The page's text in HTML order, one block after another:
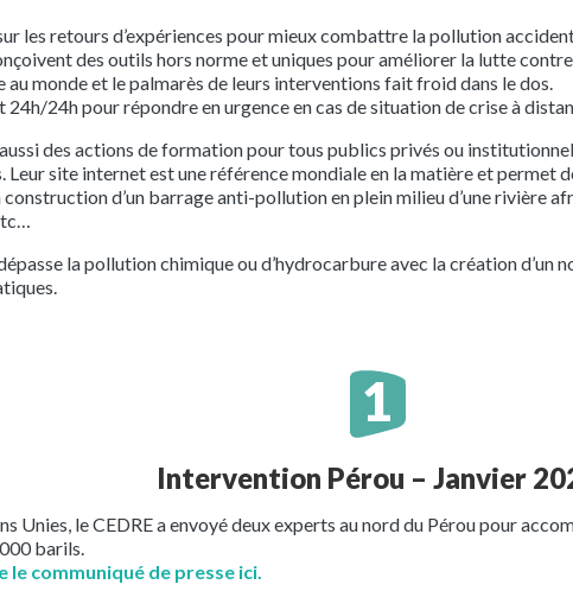
les retours d’expériences pour mieux combattre la pollution
des outils hors norme et uniques pour améliorer la lutte
au monde et le palmarès de leurs interventions fait froid dans le dos.
24h pour répondre en urgence en cas de situation de crise à
des actions de formation pour tous publics privés ou
Leur site internet est une référence mondiale en la matière et permet
d’un barrage anti-pollution en plein milieu d’une rivière
la pollution chimique ou d’hydrocarbure avec la création d’un
Intervention Pérou – Janvier
Unies, le CEDRE a envoyé deux experts au nord du Pérou pour
barils.
le communiqué de presse ici.